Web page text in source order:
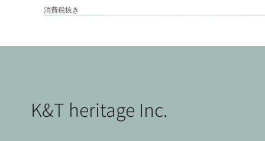
消費税抜き
K&T heritage Inc.